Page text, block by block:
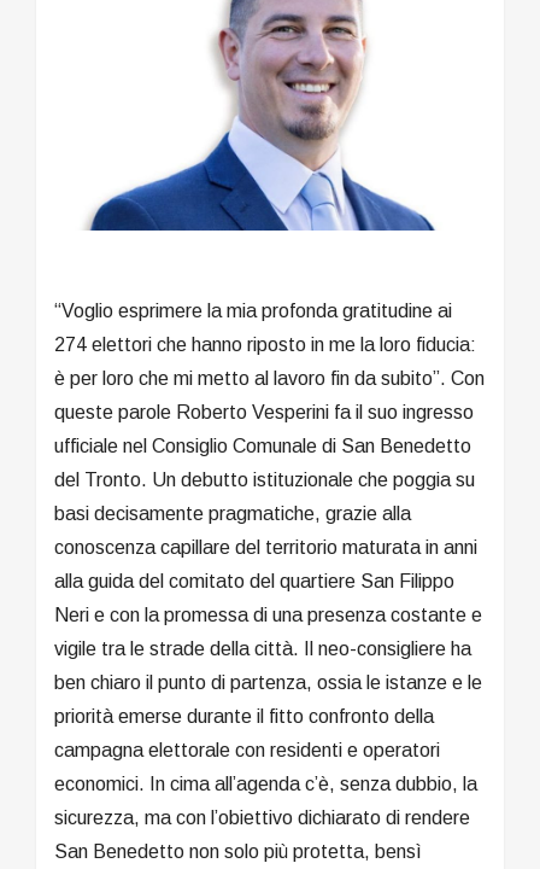
“Voglio esprimere la mia profonda gratitudine ai
274 elettori che hanno riposto in me la loro fiducia:
è per loro che mi metto al lavoro fin da subito”. Con
queste parole Roberto Vesperini fa il suo ingresso
ufficiale nel Consiglio Comunale di San Benedetto
del Tronto. Un debutto istituzionale che poggia su
basi decisamente pragmatiche, grazie alla
conoscenza capillare del territorio maturata in anni
alla guida del comitato del quartiere San Filippo
Neri e con la promessa di una presenza costante e
vigile tra le strade della città. Il neo-consigliere ha
ben chiaro il punto di partenza, ossia le istanze e le
priorità emerse durante il fitto confronto della
campagna elettorale con residenti e operatori
economici. In cima all’agenda c’è, senza dubbio, la
sicurezza, ma con l’obiettivo dichiarato di rendere
San Benedetto non solo più protetta, bensì